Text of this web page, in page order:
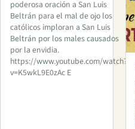
poderosa oración a San Luis
Beltrán para el mal de ojo los
católicos imploran a San Luis
Beltrán por los males causados
por la envidia.
https://www.youtube.com/watch?
v=K5wkL9E0zAc E